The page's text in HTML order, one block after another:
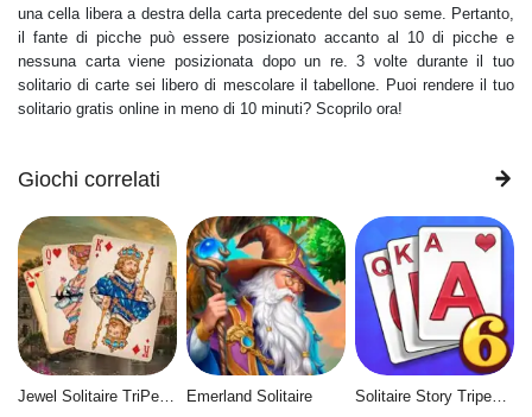
una cella libera a destra della carta precedente del suo seme. Pertanto,
il fante di picche può essere posizionato accanto al 10 di picche e
nessuna carta viene posizionata dopo un re. 3 volte durante il tuo
solitario di carte sei libero di mescolare il tabellone. Puoi rendere il tuo
solitario gratis online in meno di 10 minuti? Scoprilo ora!
Giochi correlati
Emerland Solitaire Solitaire Story Tripeaks 6